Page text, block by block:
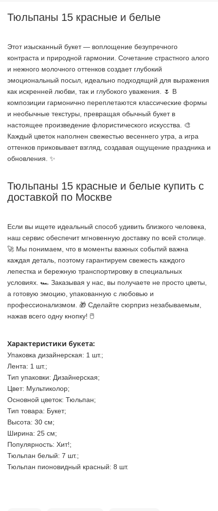
Тюльпаны 15 красные и белые
Этот изысканный букет — воплощение безупречного
контраста и природной гармонии. Сочетание страстного алого
и нежного молочного оттенков создает глубокий
эмоциональный посыл, идеально подходящий для выражения
как искренней любви, так и глубокого уважения. 🌷 В
композиции гармонично переплетаются классические формы
и необычные текстуры, превращая обычный букет в
настоящее произведение флористического искусства. 🎨
Каждый цветок наполнен свежестью весеннего утра, а игра
оттенков приковывает взгляд, создавая ощущение праздника и
обновления. ✨
Тюльпаны 15 красные и белые купить с
доставкой по Москве
Если вы ищете идеальный способ удивить близкого человека,
наш сервис обеспечит мгновенную доставку по всей столице.
🚀 Мы понимаем, что в моменты важных событий важна
каждая деталь, поэтому гарантируем свежесть каждого
лепестка и бережную транспортировку в специальных
условиях. 🏎️ Заказывая у нас, вы получаете не просто цветы,
а готовую эмоцию, упакованную с любовью и
профессионализмом. 🎁 Сделайте сюрприз незабываемым,
нажав всего одну кнопку! 🖱️
Характеристики букета:
Упаковка дизайнерская: 1 шт.;
Лента: 1 шт.;
Тип упаковки: Дизайнерская;
Цвет: Мультиколор;
Основной цветок: Тюльпан;
Тип товара: Букет;
Высота: 30 см;
Ширина: 25 см;
Популярность: Хит!;
Тюльпан белый: 7 шт.;
Тюльпан пионовидный красный: 8 шт.